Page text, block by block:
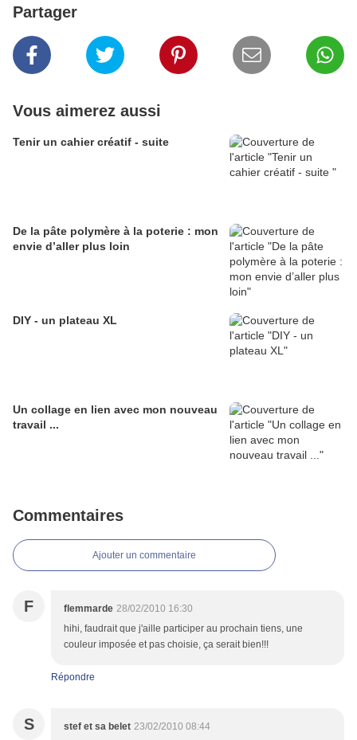
Partager
Vous aimerez aussi
Tenir un cahier créatif - suite
De la pâte polymère à la poterie : mon
envie d’aller plus loin
DIY - un plateau XL
Un collage en lien avec mon nouveau
travail ...
Commentaires
Ajouter un commentaire
F flemmarde 28/02/2010 16:30
hihi, faudrait que j'aille participer au prochain tiens, une
couleur imposée et pas choisie, ça serait bien!!!
Répondre
S stef et sa belet 23/02/2010 08:44